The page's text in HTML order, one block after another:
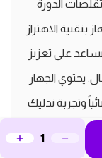
الدورة
بتقنية الاهتزاز
على تعزيز
يحتوي الجهاز
وتجربة تدليك